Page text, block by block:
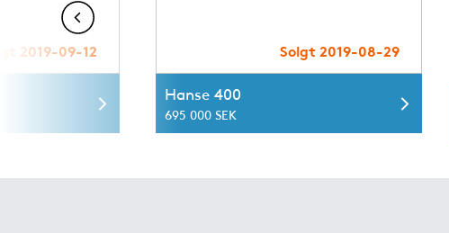
2019-09-12 Solgt 2019-08-29
Hanse 400
695 000 SEK